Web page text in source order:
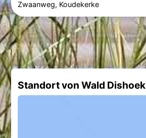
Zwaanweg, Koudekerke
Standort von Wald Dishoek